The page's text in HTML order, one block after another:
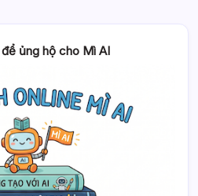
để ủng hộ cho Mì AI